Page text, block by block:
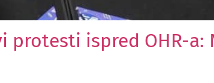
protesti ispred OHR-a: